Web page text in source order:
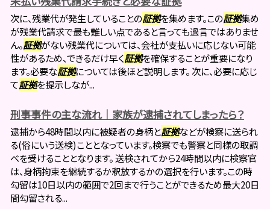
次に、残業代が発生していることの証拠を集めます。この証拠集め
が残業代請求で最も難しい点であると言っても過言ではありませ
ん。証拠がない残業代については、会社が支払いに応じない可能
性があるため、できるだけ早く証拠を確保することが重要になり
ます。必要な証拠については後ほど説明します。 次に、必要に応じ
て証拠を提示しなが...
刑事事件の主な流れ｜家族が逮捕されてしまったら？
逮捕から48時間以内に被疑者の身柄と証拠などが検察に送られ
る(俗にいう送検)こととなっています。検察でも警察と同様の取調
べを受けることとなります。 送検されてから24時間以内に検察官
は、身柄拘束を継続するか釈放するかの選択を行います。この時
勾留は10日以内の範囲で2回まで行うことができるため最大20日
間勾留される...